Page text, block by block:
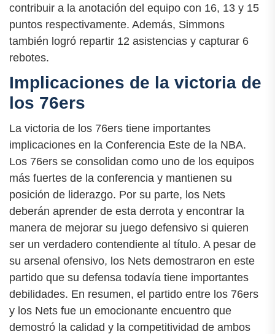
contribuir a la anotación del equipo con 16, 13 y 15
puntos respectivamente. Además, Simmons
también logró repartir 12 asistencias y capturar 6
rebotes.
Implicaciones de la victoria de
los 76ers
La victoria de los 76ers tiene importantes
implicaciones en la Conferencia Este de la NBA.
Los 76ers se consolidan como uno de los equipos
más fuertes de la conferencia y mantienen su
posición de liderazgo. Por su parte, los Nets
deberán aprender de esta derrota y encontrar la
manera de mejorar su juego defensivo si quieren
ser un verdadero contendiente al título. A pesar de
su arsenal ofensivo, los Nets demostraron en este
partido que su defensa todavía tiene importantes
debilidades. En resumen, el partido entre los 76ers
y los Nets fue un emocionante encuentro que
demostró la calidad y la competitividad de ambos